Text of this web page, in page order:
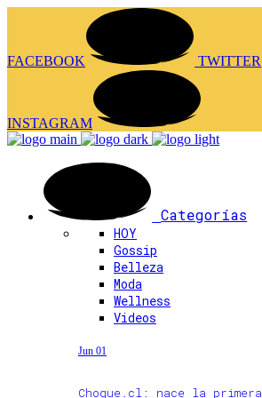
FACEBOOK TWITTER
INSTAGRAM
Categorías
HOY
Gossip
Belleza
Moda
Wellness
Videos
Jun 01
Choque.cl: nace la primera